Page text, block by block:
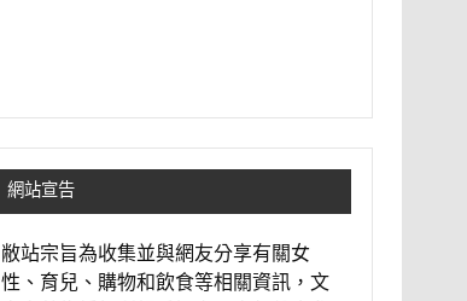
網站宣告
敝站宗旨為收集並與網友分享有關女
性、育兒、購物和飲食等相關資訊，文